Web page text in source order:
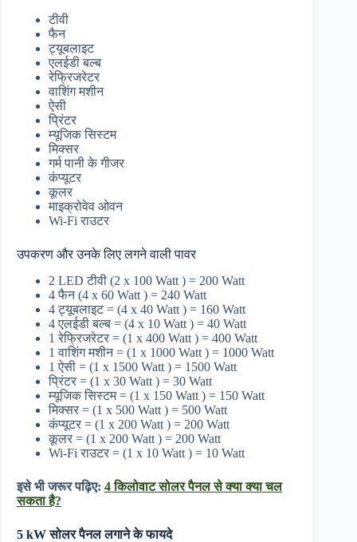
टीवी
फैन
ट्यूबलाइट
एलईडी बल्ब
रेफ्रिजरेटर
वाशिंग मशीन
ऐसी
प्रिंटर
म्यूजिक सिस्टम
मिक्सर
गर्म पानी के गीजर
कंप्यूटर
कूलर
माइक्रोवेव ओवन
Wi-Fi राउटर
उपकरण और उनके लिए लगने वाली पावर
2 LED टीवी (2 x 100 Watt ) = 200 Watt
4 फैन (4 x 60 Watt ) = 240 Watt
4 ट्यूबलाइट = (4 x 40 Watt ) = 160 Watt
4 एलईडी बल्ब = (4 x 10 Watt ) = 40 Watt
1 रेफ्रिजरेटर = (1 x 400 Watt ) = 400 Watt
1 वाशिंग मशीन = (1 x 1000 Watt ) = 1000 Watt
1 ऐसी = (1 x 1500 Watt ) = 1500 Watt
प्रिंटर = (1 x 30 Watt ) = 30 Watt
म्यूजिक सिस्टम = (1 x 150 Watt ) = 150 Watt
मिक्सर = (1 x 500 Watt ) = 500 Watt
कंप्यूटर = (1 x 200 Watt ) = 200 Watt
कूलर = (1 x 200 Watt ) = 200 Watt
Wi-Fi राउटर = (1 x 10 Watt ) = 10 Watt
इसे भी जरूर पढ़िए: 4 किलोवाट सोलर पैनल से क्या क्या चल
सकता है?
5 kW सोलर पैनल लगाने के फायदे